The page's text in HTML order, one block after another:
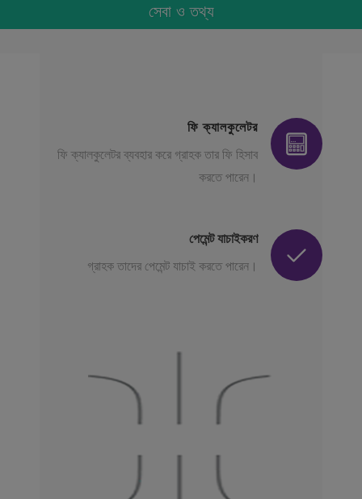
সেবা ও তথ্য
ফি ক্যালকুলেটর
ফি ক্যালকুলেটর ব্যবহার করে গ্রাহক তার ফি হিসাব
করতে পারেন।
পেমেন্ট যাচাইকরণ
গ্রাহক তাদের পেমেন্ট যাচাই করতে পারেন।